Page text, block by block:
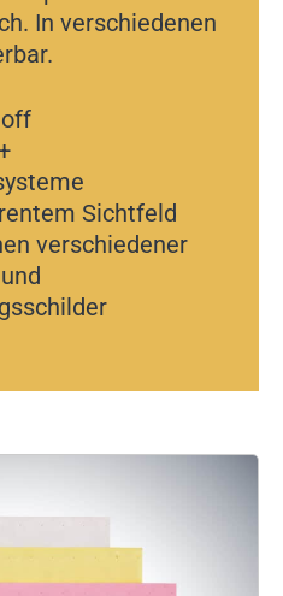
In verschiedenen
Sichtfeld
verschiedener